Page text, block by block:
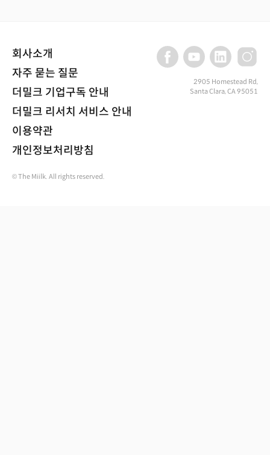
회사소개
자주 묻는 질문
더밀크 기업구독 안내
더밀크 리서치 서비스 안내
이용약관
개인정보처리방침
2905 Homestead Rd,
Santa Clara, CA 95051
© The Miilk. All rights reserved.